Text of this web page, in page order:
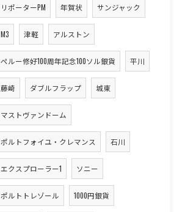
リポーターPM 年賀状 サンジャック
M3 津軽 アルストン
ペルー修好100周年記念100ソル銀貨 平川
藤崎 ダブルフラップ 城東
マストヴァンドーム
ポルトフォイユ・クレマンス 石川
エクスプローラー1 ソニー
ポルトトレゾール 1000円銀貨